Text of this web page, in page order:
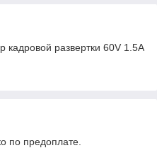
pазвеpтки 60V 1.5A
по предоплате.